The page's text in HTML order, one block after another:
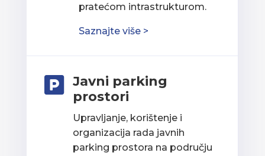
pratećom intrastrukturom.
Saznajte više >

Javni parking
prostori
Upravljanje, korištenje i
organizacija rada javnih
parking prostora na području